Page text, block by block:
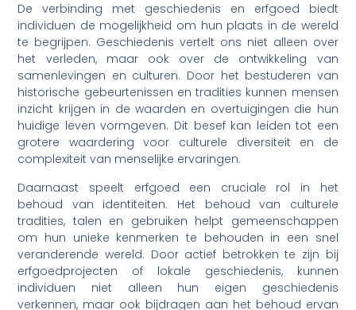
De verbinding met geschiedenis en erfgoed biedt
individuen de mogelijkheid om hun plaats in de wereld
te begrijpen. Geschiedenis vertelt ons niet alleen over
het verleden, maar ook over de ontwikkeling van
samenlevingen en culturen. Door het bestuderen van
historische gebeurtenissen en tradities kunnen mensen
inzicht krijgen in de waarden en overtuigingen die hun
huidige leven vormgeven. Dit besef kan leiden tot een
grotere waardering voor culturele diversiteit en de
complexiteit van menselijke ervaringen.
Daarnaast speelt erfgoed een cruciale rol in het
behoud van identiteiten. Het behoud van culturele
tradities, talen en gebruiken helpt gemeenschappen
om hun unieke kenmerken te behouden in een snel
veranderende wereld. Door actief betrokken te zijn bij
erfgoedprojecten of lokale geschiedenis, kunnen
individuen niet alleen hun eigen geschiedenis
verkennen, maar ook bijdragen aan het behoud ervan